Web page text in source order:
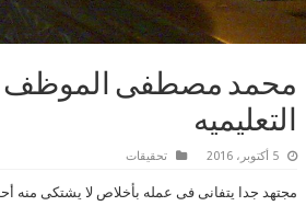
محمد مصطفى الموظف
التعليميه
5 أكتوبر، 2016 تحقيقات
مجتهد جدا يتفانى فى عمله بأخلاص لا يشتكى منه